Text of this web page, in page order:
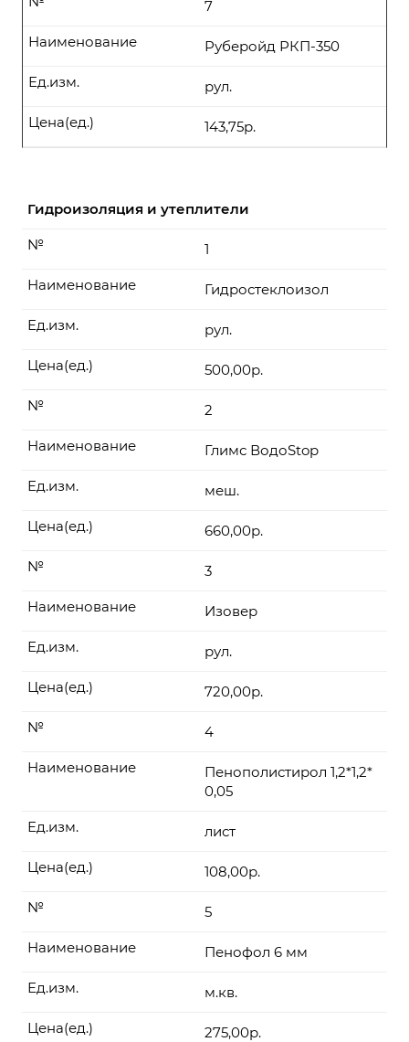
7
Руберойд РКП-350
Наименование
рул.
Ед.изм.
143,75р.
Цена(ед.)
Гидроизоляция и утеплители
1
№
Гидростеклоизол
Наименование
рул.
Ед.изм.
500,00р.
Цена(ед.)
2
№
Глимс ВодоStop
Наименование
меш.
Ед.изм.
660,00р.
Цена(ед.)
3
№
Изовер
Наименование
рул.
Ед.изм.
720,00р.
Цена(ед.)
4
№
Пенополистирол 1,2*1,2*
0,05
Наименование
лист
Ед.изм.
108,00р.
Цена(ед.)
5
№
Пенофол 6 мм
Наименование
м.кв.
Ед.изм.
275,00р.
Цена(ед.)